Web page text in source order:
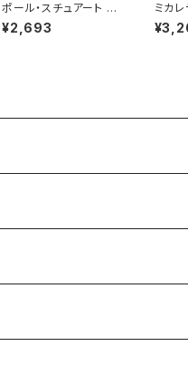
ポール・スチュアート P
aul Stuart ジャケット
金ボタン 袖ボタン サイ
¥2,693
ミカレ
タ
VISTA